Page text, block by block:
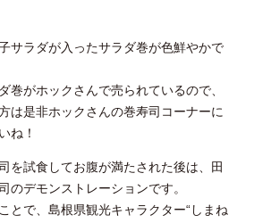
サラダが入ったサラダ巻が色鮮やかで
巻がホックさんで売られているので、
は是非ホックさんの巻寿司コーナーに
ね！
を試食してお腹が満たされた後は、田
のデモンストレーションです。
とで、島根県観光キャラクター“しまね